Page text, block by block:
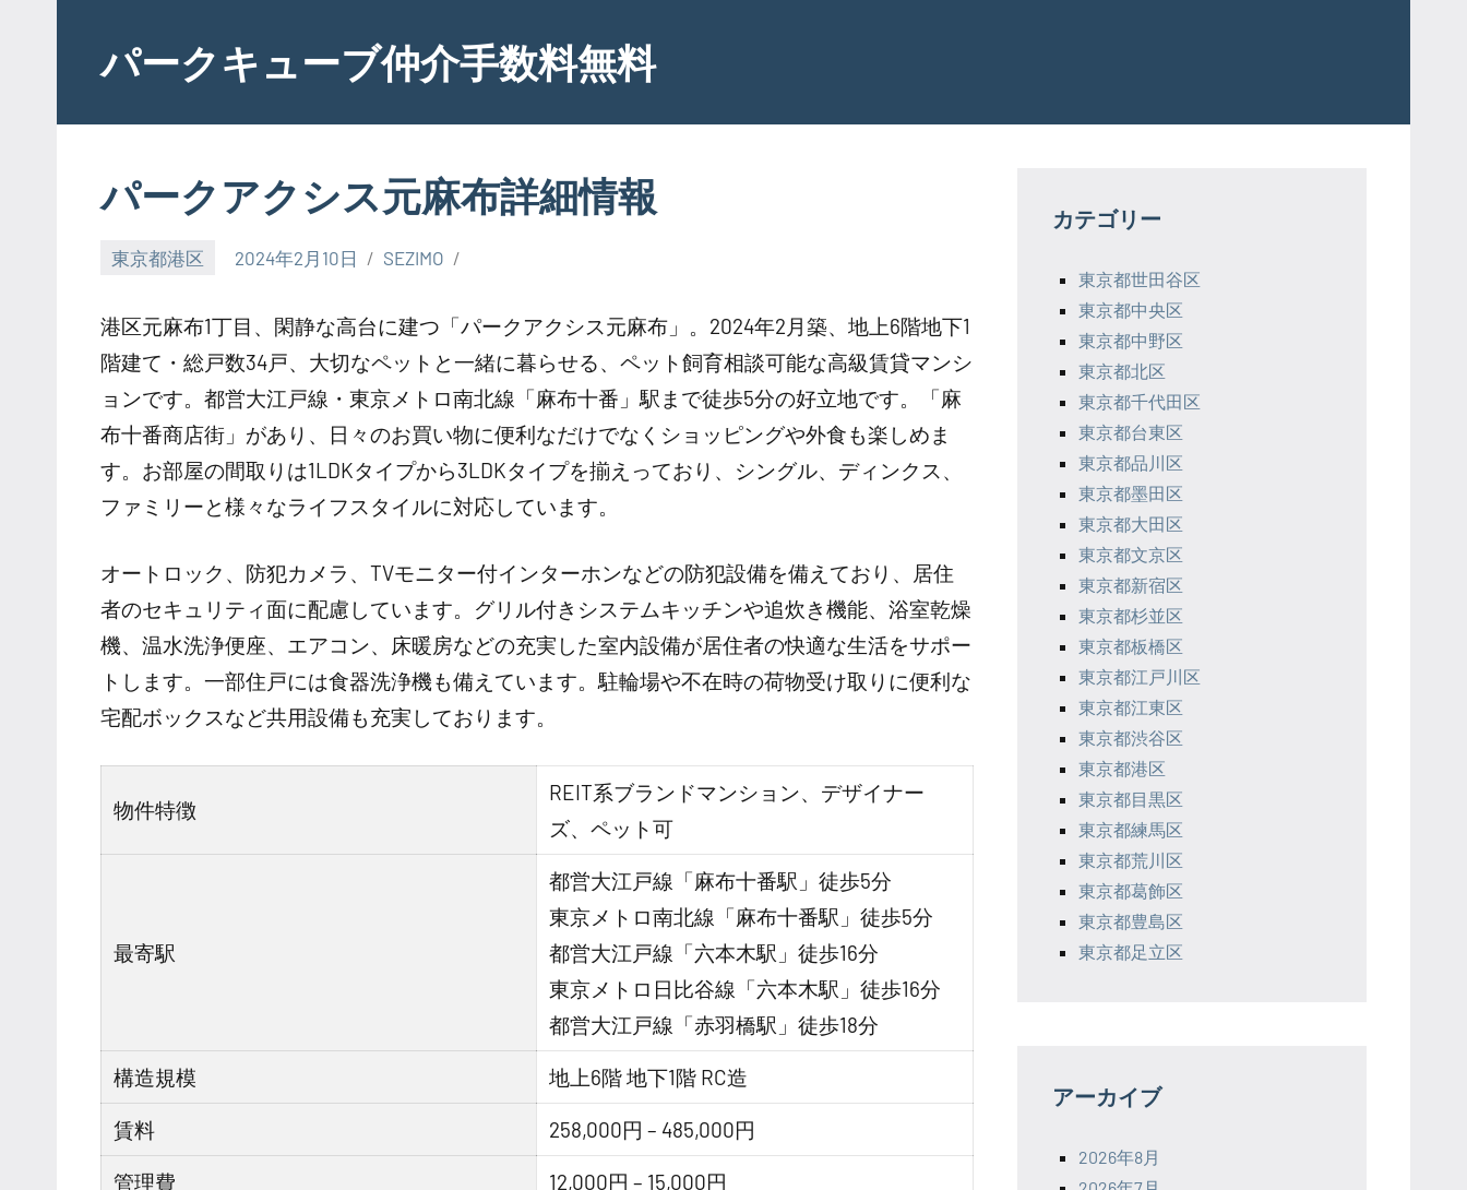
contentパークキューブ仲介手数料無料
パークアクシス元麻布詳細情報
東京都港区 2024年2月10日 SEZIMO
港区元麻布1丁目、閑静な高台に建つ「パークアクシス元麻布」。2024年2月築、地上6階地下1
階建て・総戸数34戸、大切なペットと一緒に暮らせる、ペット飼育相談可能な高級賃貸マンシ
ョンです。都営大江戸線・東京メトロ南北線「麻布十番」駅まで徒歩5分の好立地です。「麻
布十番商店街」があり、日々のお買い物に便利なだけでなくショッピングや外食も楽しめま
す。お部屋の間取りは1LDKタイプから3LDKタイプを揃えっており、シングル、ディンクス、
ファミリーと様々なライフスタイルに対応しています。
オートロック、防犯カメラ、TVモニター付インターホンなどの防犯設備を備えており、居住
者のセキュリティ面に配慮しています。グリル付きシステムキッチンや追炊き機能、浴室乾燥
機、温水洗浄便座、エアコン、床暖房などの充実した室内設備が居住者の快適な生活をサポー
トします。一部住戸には食器洗浄機も備えています。駐輪場や不在時の荷物受け取りに便利な
宅配ボックスなど共用設備も充実しております。
物件特徴
REIT系ブランドマンション、デザイナー
ズ、ペット可
最寄駅
都営大江戸線「麻布十番駅」徒歩5分
東京メトロ南北線「麻布十番駅」徒歩5分
都営大江戸線「六本木駅」徒歩16分
東京メトロ日比谷線「六本木駅」徒歩16分
都営大江戸線「赤羽橋駅」徒歩18分
構造規模 地上6階 地下1階 RC造
賃料 258,000円 – 485,000円
管理費 12,000円 – 15,000円
カテゴリー
東京都世田谷区
東京都中央区
東京都中野区
東京都北区
東京都千代田区
東京都台東区
東京都品川区
東京都墨田区
東京都大田区
東京都文京区
東京都新宿区
東京都杉並区
東京都板橋区
東京都江戸川区
東京都江東区
東京都渋谷区
東京都港区
東京都目黒区
東京都練馬区
東京都荒川区
東京都葛飾区
東京都豊島区
東京都足立区
アーカイブ
2026年8月